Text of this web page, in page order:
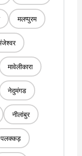
मलप्पुरम
मावेलीकारा
नेदुमंगड
नीलांबुर
पलक्कड़